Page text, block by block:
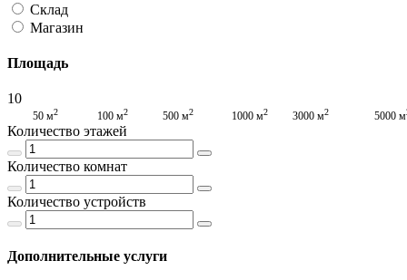
Склад
Магазин
Площадь
10
50 м2 100 м2 500 м2 1000 м2 3000 м2 5000 м
Количество этажей
Количество комнат
Количество устройств
Дополнительные услуги